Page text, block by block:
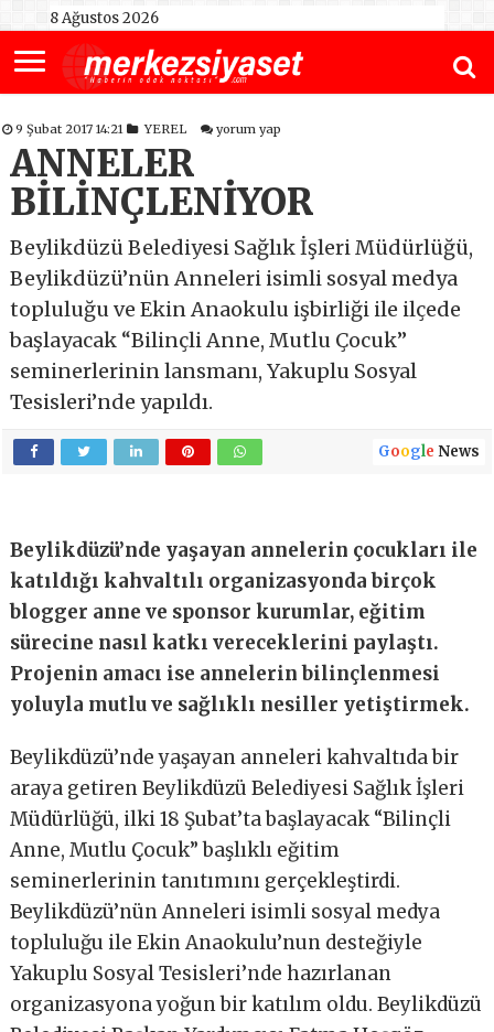
8 Ağustos 2026
9 Şubat 2017 14:21 YEREL yorum yap
ANNELER
BİLİNÇLENİYOR
Beylikdüzü Belediyesi Sağlık İşleri Müdürlüğü,
Beylikdüzü’nün Anneleri isimli sosyal medya
topluluğu ve Ekin Anaokulu işbirliği ile ilçede
başlayacak “Bilinçli Anne, Mutlu Çocuk”
seminerlerinin lansmanı, Yakuplu Sosyal
Tesisleri’nde yapıldı.
Google News
Beylikdüzü’nde yaşayan annelerin çocukları ile
katıldığı kahvaltılı organizasyonda birçok
blogger anne ve sponsor kurumlar, eğitim
sürecine nasıl katkı vereceklerini paylaştı.
Projenin amacı ise annelerin bilinçlenmesi
yoluyla mutlu ve sağlıklı nesiller yetiştirmek.
Beylikdüzü’nde yaşayan anneleri kahvaltıda bir
araya getiren Beylikdüzü Belediyesi Sağlık İşleri
Müdürlüğü, ilki 18 Şubat’ta başlayacak “Bilinçli
Anne, Mutlu Çocuk” başlıklı eğitim
seminerlerinin tanıtımını gerçekleştirdi.
Beylikdüzü’nün Anneleri isimli sosyal medya
topluluğu ile Ekin Anaokulu’nun desteğiyle
Yakuplu Sosyal Tesisleri’nde hazırlanan
organizasyona yoğun bir katılım oldu. Beylikdüzü